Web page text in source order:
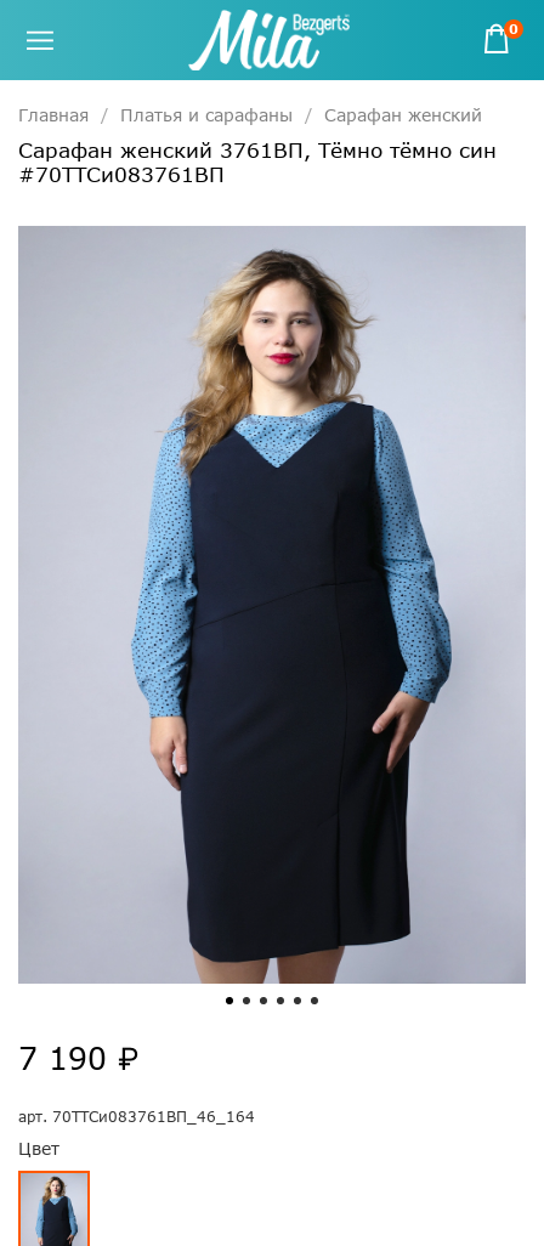
0
Главная Платья и сарафаны Сарафан женский
Сарафан женский 3761ВП, Тёмно тёмно син
#70ТТСи083761ВП
арт. 70ТТСи083761ВП_46_164
Цвет
7 190 ₽